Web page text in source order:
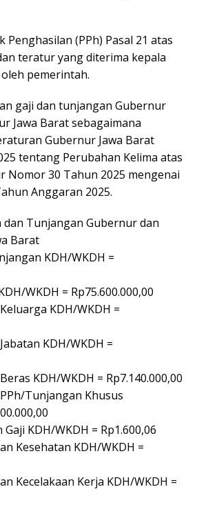
Penghasilan (PPh) Pasal 21 atas
teratur yang diterima kepala
pemerintah.
gaji dan tunjangan Gubernur
Jawa Barat sebagaimana
Gubernur Jawa Barat
tentang Perubahan Kelima atas
Nomor 30 Tahun 2025 mengenai
Anggaran 2025.
dan Tunjangan Gubernur dan
Barat
KDH/WKDH =
WKDH = Rp75.600.000,00
KDH/WKDH =
KDH/WKDH =
KDH/WKDH = Rp7.140.000,00
Tunjangan Khusus
KDH/WKDH = Rp1.600,06
Kesehatan KDH/WKDH =
Kecelakaan Kerja KDH/WKDH =